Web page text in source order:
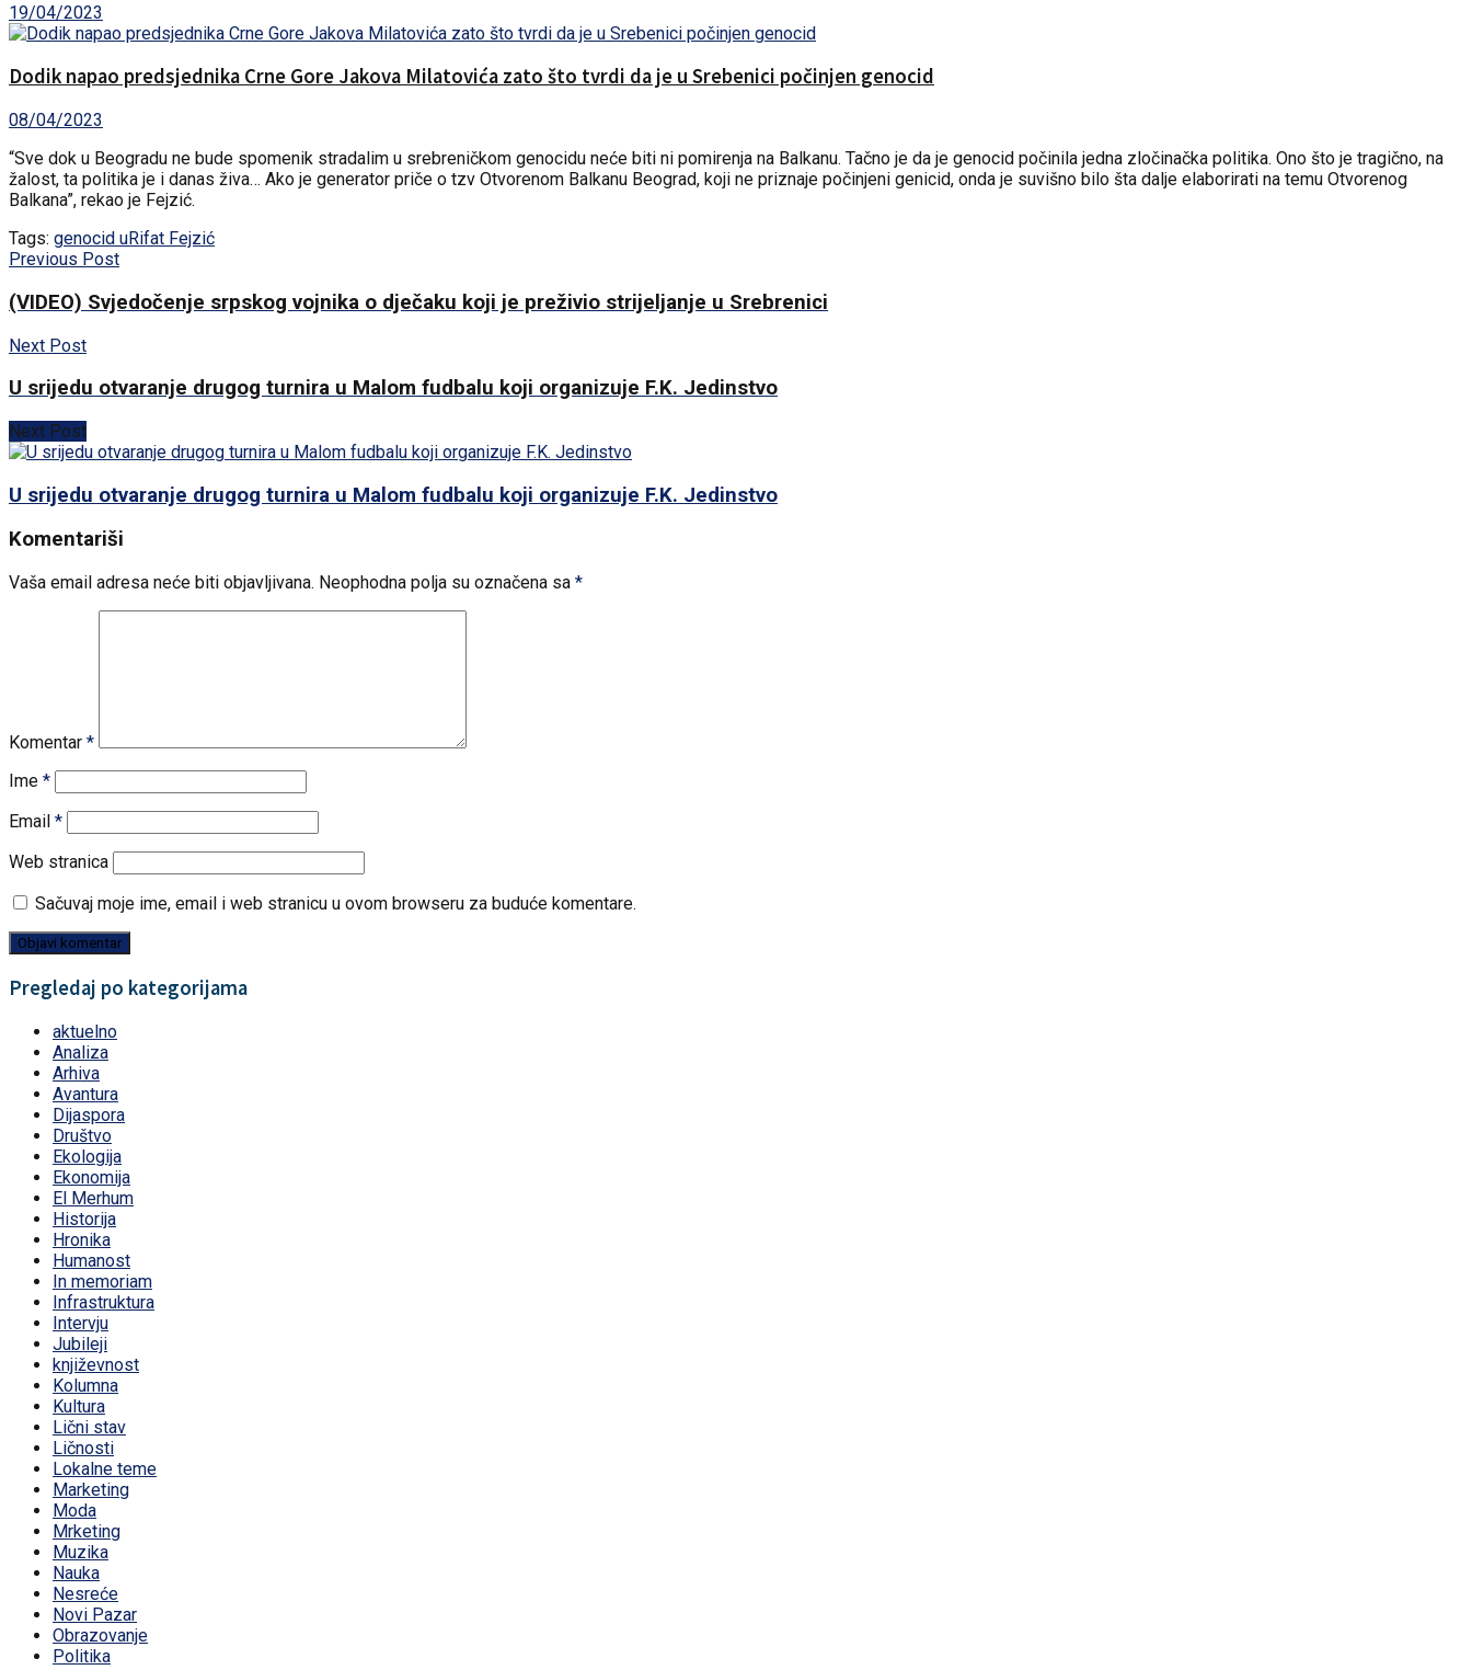
19/04/2023
Dodik napao predsjednika Crne Gore Jakova Milatovića zato što tvrdi da je u Srebenici počinjen genocid
08/04/2023
“Sve dok u Beogradu ne bude spomenik stradalim u srebreničkom genocidu neće biti ni pomirenja na Balkanu. Tačno je da je genocid počinila jedna zločinačka politika. Ono što je tragično, na
žalost, ta politika je i danas živa… Ako je generator priče o tzv Otvorenom Balkanu Beograd, koji ne priznaje počinjeni genicid, onda je suvišno bilo šta dalje elaborirati na temu Otvorenog
Balkana”, rekao je Fejzić.
Tags: genocid uRifat Fejzić
Previous Post
(VIDEO) Svjedočenje srpskog vojnika o dječaku koji je preživio strijeljanje u Srebrenici
Next Post
U srijedu otvaranje drugog turnira u Malom fudbalu koji organizuje F.K. Jedinstvo
Next Post
U srijedu otvaranje drugog turnira u Malom fudbalu koji organizuje F.K. Jedinstvo
Komentariši
Vaša email adresa neće biti objavljivana. Neophodna polja su označena sa *
Komentar *
Ime *
Email *
Web stranica
Sačuvaj moje ime, email i web stranicu u ovom browseru za buduće komentare.
Pregledaj po kategorijama
aktuelno
Analiza
Arhiva
Avantura
Dijaspora
Društvo
Ekologija
Ekonomija
El Merhum
Historija
Hronika
Humanost
In memoriam
Infrastruktura
Intervju
Jubileji
književnost
Kolumna
Kultura
Lični stav
Ličnosti
Lokalne teme
Marketing
Moda
Mrketing
Muzika
Nauka
Nesreće
Novi Pazar
Obrazovanje
Politika